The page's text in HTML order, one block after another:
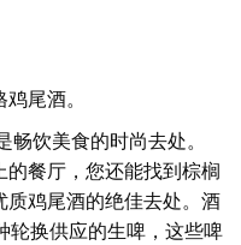
尾酒。
畅饮美食的时尚去处。
餐厅，您还能找到棕榈
鸡尾酒的绝佳去处。酒
轮换供应的生啤，这些啤